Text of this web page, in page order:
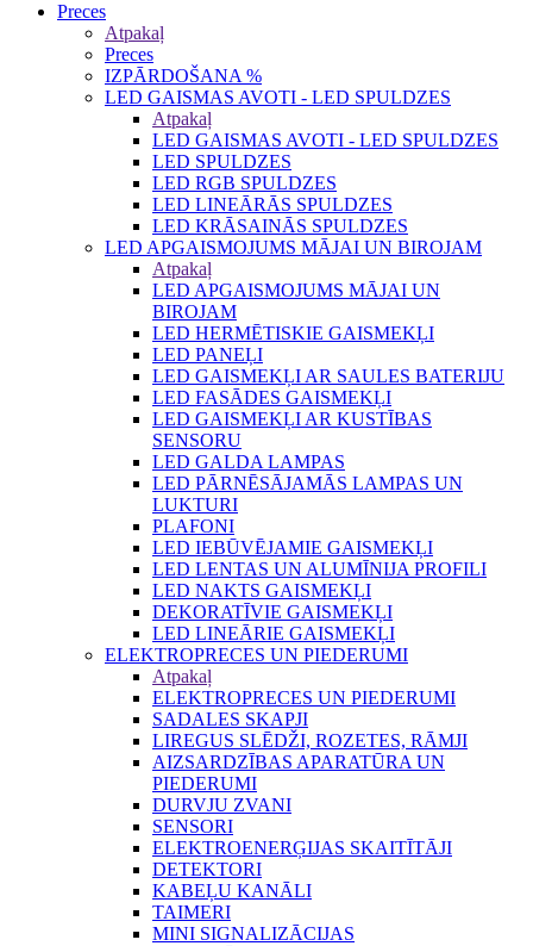
Preces
Atpakaļ
Preces
IZPĀRDOŠANA %
LED GAISMAS AVOTI - LED SPULDZES
Atpakaļ
LED GAISMAS AVOTI - LED SPULDZES
LED SPULDZES
LED RGB SPULDZES
LED LINEĀRĀS SPULDZES
LED KRĀSAINĀS SPULDZES
LED APGAISMOJUMS MĀJAI UN BIROJAM
Atpakaļ
LED APGAISMOJUMS MĀJAI UN
BIROJAM
LED HERMĒTISKIE GAISMEKĻI
LED PANEĻI
LED GAISMEKĻI AR SAULES BATERIJU
LED FASĀDES GAISMEKĻI
LED GAISMEKĻI AR KUSTĪBAS
SENSORU
LED GALDA LAMPAS
LED PĀRNĒSĀJAMĀS LAMPAS UN
LUKTURI
PLAFONI
LED IEBŪVĒJAMIE GAISMEKĻI
LED LENTAS UN ALUMĪNIJA PROFILI
LED NAKTS GAISMEKĻI
DEKORATĪVIE GAISMEKĻI
LED LINEĀRIE GAISMEKĻI
ELEKTROPRECES UN PIEDERUMI
Atpakaļ
ELEKTROPRECES UN PIEDERUMI
SADALES SKAPJI
LIREGUS SLĒDŽI, ROZETES, RĀMJI
AIZSARDZĪBAS APARATŪRA UN
PIEDERUMI
DURVJU ZVANI
SENSORI
ELEKTROENERĢIJAS SKAITĪTĀJI
DETEKTORI
KABEĻU KANĀLI
TAIMERI
MINI SIGNALIZĀCIJAS